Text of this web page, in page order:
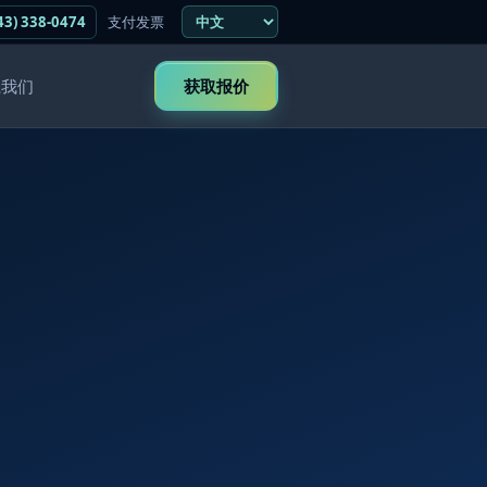
338-0474 支付发票
们 获取报价